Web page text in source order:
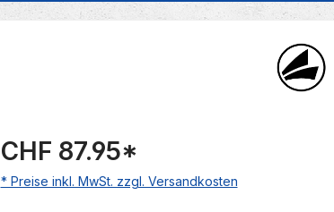
CHF 87.95*
* Preise inkl. MwSt. zzgl. Versandkosten